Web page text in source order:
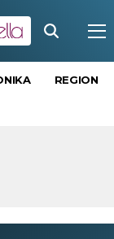
REGION